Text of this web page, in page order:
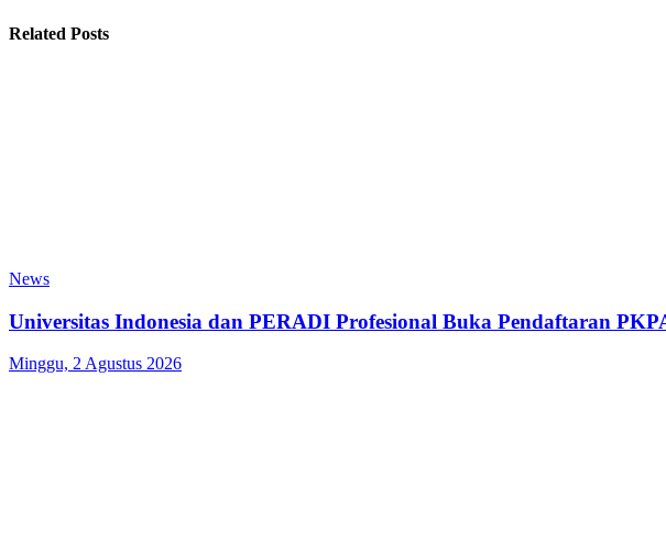
Related Posts
News
Universitas Indonesia dan PERADI Profesional Buka Pendaftaran
Minggu, 2 Agustus 2026